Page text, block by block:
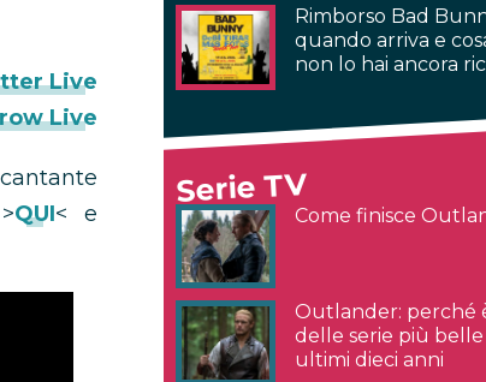
Live
Live
QUI< e
Rimborso Bad
quando arriva e
non lo hai ancora
Serie TV
Come finisce
Outlander: perché
delle serie più
ultimi dieci anni